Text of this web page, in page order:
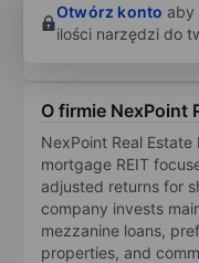
własnego
Otwórz konto aby
ilości narzędzi do
O firmie NexPoint
NexPoint Real
mortgage REIT
adjusted returns for
company invests
mezzanine loans,
properties, and